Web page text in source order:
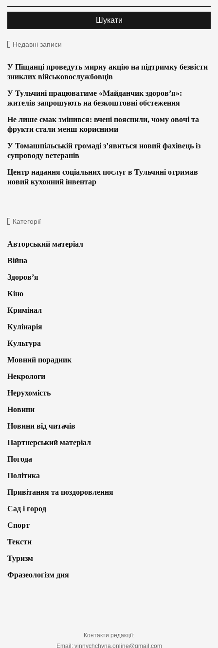
Недавні записи
У Піщанці проведуть мирну акцію на підтримку безвісти
зниклих військовослужбовців
У Тульчині працюватиме «Майданчик здоров’я»:
жителів запрошують на безкоштовні обстеження
Не лише смак змінився: вчені пояснили, чому овочі та
фрукти стали менш корисними
У Томашпільській громаді з’явиться новий фахівець із
супроводу ветеранів
Центр надання соціальних послуг в Тульчині отримав
новий кухонний інвентар
Категорії
Авторський матеріал
Війна
Здоров’я
Кіно
Кримінал
Кулінарія
Культура
Мовний порадник
Некрологи
Нерухомість
Новини
Новини від читачів
Партнерський матеріал
Погода
Політика
Привітання та поздоровлення
Сад і город
Спорт
Тексти
Туризм
Фразеологізм дня
Контакти редакції:
Email: vinnychchyna.online@gmail.com